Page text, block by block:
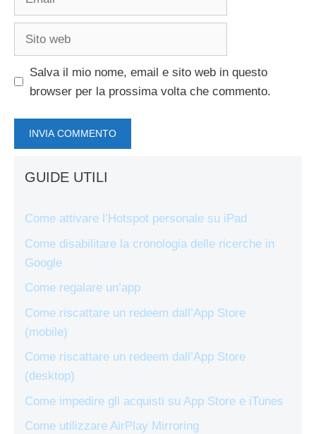
Salva il mio nome, email e sito web in questo
browser per la prossima volta che commento.
GUIDE UTILI
Come attivare l’Hotspot personale su iPad
Come disabilitare la cronologia delle ricerche in
Google
Come regalare un’app
Come riscattare un redeem dall’App Store
(mobile)
Come riscattare un redeem dall’App Store
(desktop)
Come impedire gli acquisti su App Store e iTunes
Come utilizzare AirPlay Mirroring